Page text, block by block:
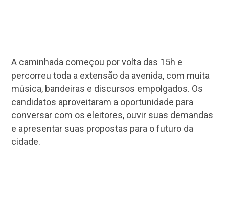
A caminhada começou por volta das 15h e
percorreu toda a extensão da avenida, com muita
música, bandeiras e discursos empolgados. Os
candidatos aproveitaram a oportunidade para
conversar com os eleitores, ouvir suas demandas
e apresentar suas propostas para o futuro da
cidade.